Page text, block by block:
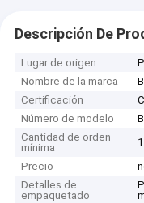
Descripción De
Lugar de origen
Nombre de la marca
Certificación
Número de modelo
Cantidad de orden
mínima
Precio
Detalles de
empaquetado